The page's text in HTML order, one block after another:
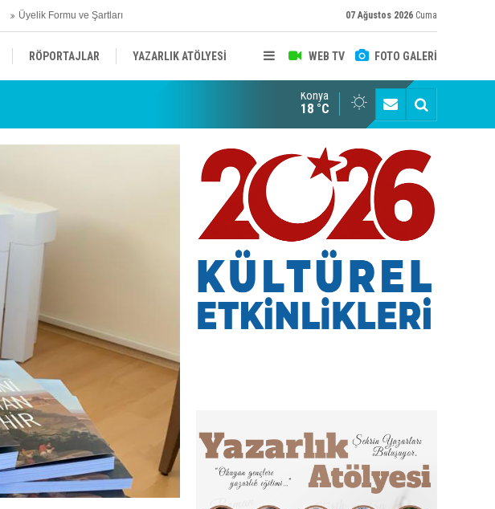
Üyelik Formu ve Şartları 07 Ağustos 2026 Cuma
WEB TV FOTO GALERİ
RÖPORTAJLAR YAZARLIK ATÖLYESİ
TYB KONYA ŞUBESİ’NDE FOTOĞRAF DOLU BİR GÜN GERÇEKLEŞTİ
Konya
18 °C